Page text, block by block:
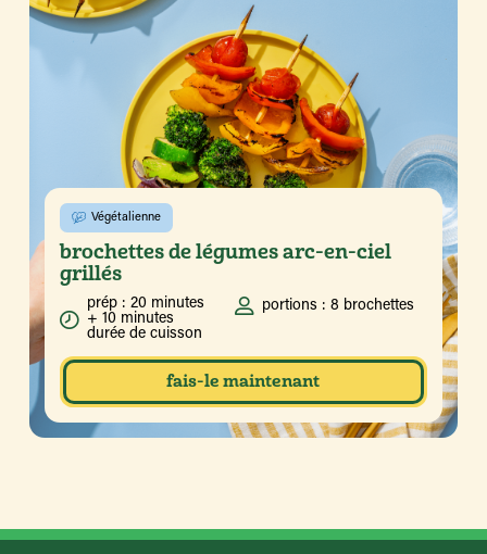
Végétalienne
brochettes de légumes arc-en-ciel
grillés
prép : 20 minutes
+ 10 minutes
durée de cuisson
portions : 8 brochettes
fais-le maintenant